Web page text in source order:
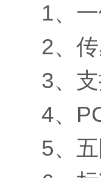
1、
2、
3、
4、
5、